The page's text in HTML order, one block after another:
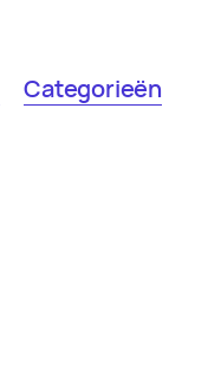
Categorieën